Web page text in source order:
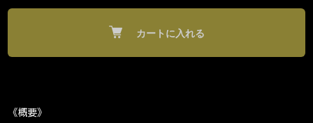
カートに入れる
《概要》